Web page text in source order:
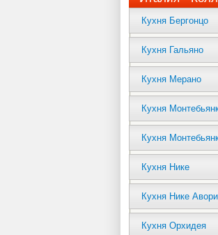
Кухня Бергонцо
Кухня Гальяно
Кухня Мерано
Кухня
Кухня
Кухня Нике
Кухня Нике
Кухня Орхидея